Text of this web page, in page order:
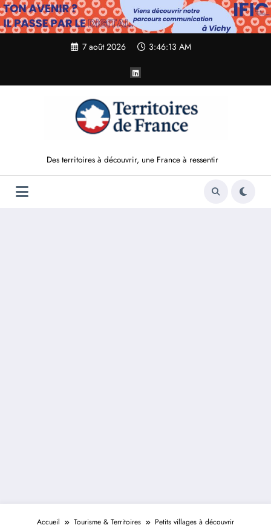
Aller
au
contenu
7 août 2026 3:46:15 AM
Des territoires à découvrir, une France à ressentir
Accueil Tourisme & Territoires Petits villages à découvrir